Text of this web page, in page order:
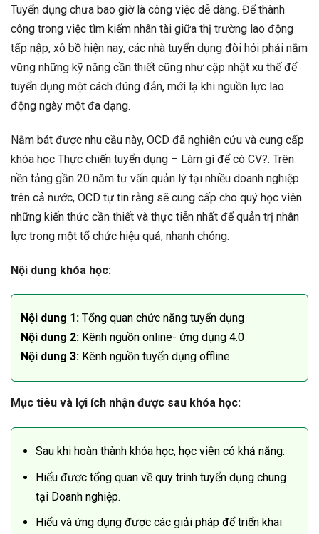
Tuyển dụng chưa bao giờ là công việc dễ dàng. Để thành
công trong việc tìm kiếm nhân tài giữa thị trường lao động
tấp nập, xô bồ hiện nay, các nhà tuyển dụng đòi hỏi phải nắm
vững những kỹ năng cần thiết cũng như cập nhật xu thế để
tuyển dụng một cách đúng đắn, mới lạ khi nguồn lực lao
động ngày một đa dạng.
Nắm bát được nhu cầu này, OCD đã nghiên cứu và cung cấp
khóa học Thực chiến tuyển dụng – Làm gì để có CV?. Trên
nền tảng gần 20 năm tư vấn quản lý tại nhiều doanh nghiệp
trên cả nước, OCD tự tin rằng sẽ cung cấp cho quý học viên
những kiến thức cần thiết và thực tiễn nhất để quản trị nhân
lực trong một tổ chức hiệu quả, nhanh chóng.
Nội dung khóa học:
Nội dung 1: Tổng quan chức năng tuyển dụng
Nội dung 2: Kênh nguồn online- ứng dụng 4.0
Nội dung 3: Kênh nguồn tuyển dụng offline
Mục tiêu và lợi ích nhận được sau khóa học:
Sau khi hoàn thành khóa học, học viên có khả năng:
Hiểu được tổng quan về quy trình tuyển dụng chung
tại Doanh nghiệp.
Hiểu và ứng dụng được các giải pháp để triển khai